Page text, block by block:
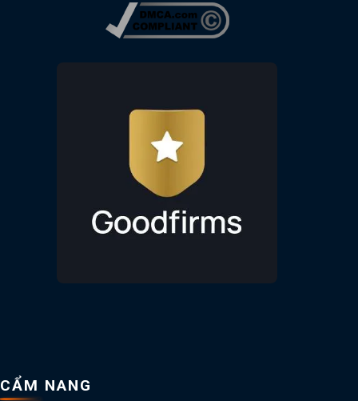
CẨM NANG